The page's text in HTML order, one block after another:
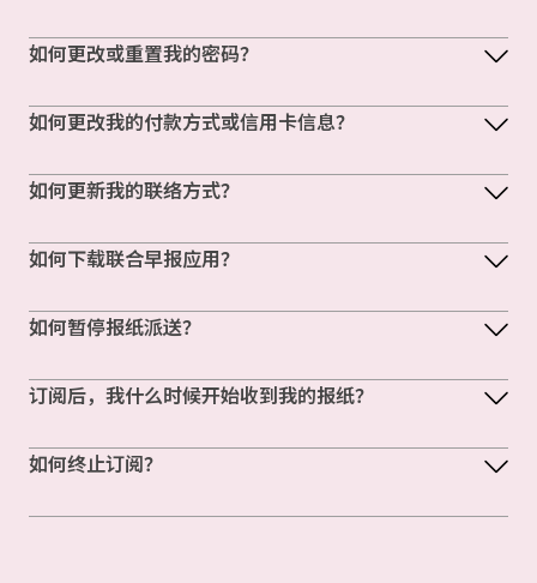
如何更改或重置我的密码？
如何更改我的付款方式或信用卡信息？
如何更新我的联络方式？
如何下载联合早报应用？
如何暂停报纸派送？
订阅后，我什么时候开始收到我的报纸？
如何终止订阅？